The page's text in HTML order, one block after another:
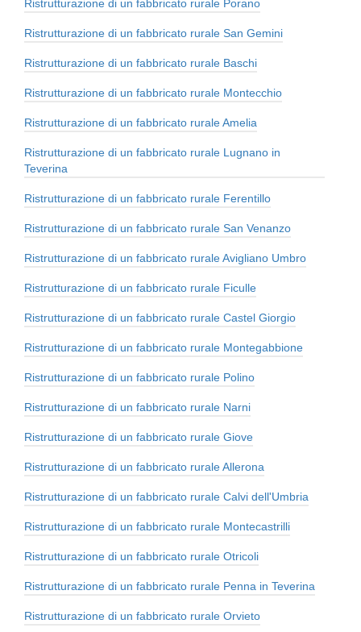
Ristrutturazione di un fabbricato rurale Porano
Ristrutturazione di un fabbricato rurale San Gemini
Ristrutturazione di un fabbricato rurale Baschi
Ristrutturazione di un fabbricato rurale Montecchio
Ristrutturazione di un fabbricato rurale Amelia
Ristrutturazione di un fabbricato rurale Lugnano in
Teverina
Ristrutturazione di un fabbricato rurale Ferentillo
Ristrutturazione di un fabbricato rurale San Venanzo
Ristrutturazione di un fabbricato rurale Avigliano Umbro
Ristrutturazione di un fabbricato rurale Ficulle
Ristrutturazione di un fabbricato rurale Castel Giorgio
Ristrutturazione di un fabbricato rurale Montegabbione
Ristrutturazione di un fabbricato rurale Polino
Ristrutturazione di un fabbricato rurale Narni
Ristrutturazione di un fabbricato rurale Giove
Ristrutturazione di un fabbricato rurale Allerona
Ristrutturazione di un fabbricato rurale Calvi dell'Umbria
Ristrutturazione di un fabbricato rurale Montecastrilli
Ristrutturazione di un fabbricato rurale Otricoli
Ristrutturazione di un fabbricato rurale Penna in Teverina
Ristrutturazione di un fabbricato rurale Orvieto